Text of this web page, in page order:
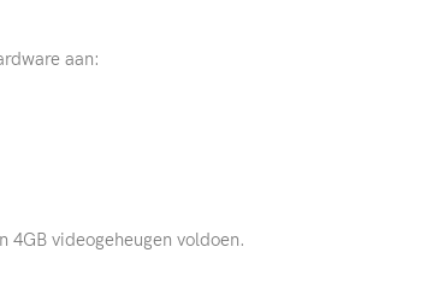
aan:
4GB videogeheugen voldoen.